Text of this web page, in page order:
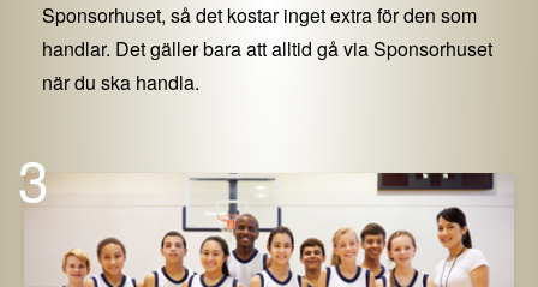
Sponsorhuset, så det kostar inget extra för den som
handlar. Det gäller bara att alltid gå via Sponsorhuset
när du ska handla.
3